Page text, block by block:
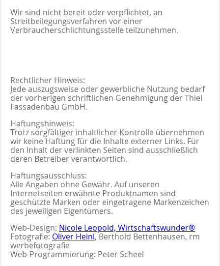
Wir sind nicht bereit oder verpflichtet, an
Streitbeilegungsverfahren vor einer
Verbraucherschlichtungsstelle teilzunehmen.
Rechtlicher Hinweis:
Jede auszugsweise oder gewerbliche Nutzung bedarf
der vorherigen schriftlichen Genehmigung der Thiel
Fassadenbau GmbH.
Haftungshinweis:
Trotz sorgfältiger inhaltlicher Kontrolle übernehmen
wir keine Haftung für die Inhalte externer Links. Für
den Inhalt der verlinkten Seiten sind ausschließlich
deren Betreiber verantwortlich.
Haftungsausschluss:
Alle Angaben ohne Gewähr. Auf unseren
Internetseiten erwähnte Produktnamen sind
geschützte Marken oder eingetragene Markenzeichen
des jeweiligen Eigentümers.
Web-Design: Nicole Leopold, Wirtschaftswunder®
Fotografie: Oliver Heinl, Berthold Bettenhausen, rm
werbefotografie
Web-Programmierung: Peter Scheel